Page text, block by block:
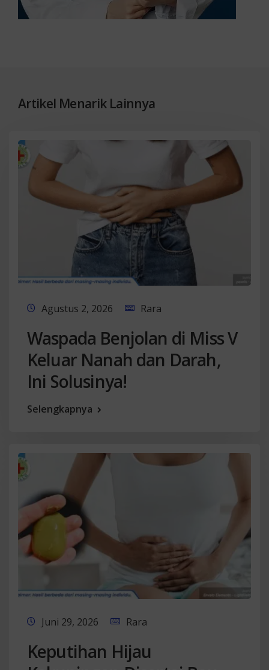
Artikel Menarik Lainnya
Agustus 2, 2026 Rara
Waspada Benjolan di Miss V
Keluar Nanah dan Darah,
Ini Solusinya!
Selengkapnya
Juni 29, 2026 Rara
Keputihan Hijau